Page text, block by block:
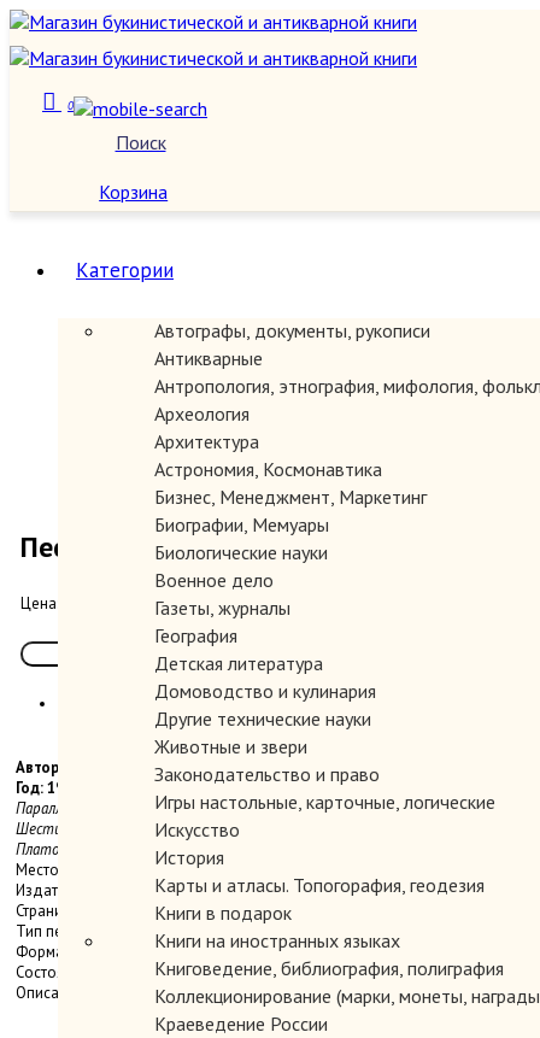
Поиск
0
Корзина
Категории
Автографы, документы, рукописи
Антикварные
Антропология, этнография, мифология,
Археология
Архитектура
Астрономия, Космонавтика
Бизнес, Менеджмент, Маркетинг
Биографии, Мемуары
Биологические науки
Военное дело
Газеты, журналы
География
Детская литература
Домоводство и кулинария
Другие технические науки
Животные и звери
Законодательство и право
Игры настольные, карточные, логические
Искусство
История
Карты и атласы. Топогорафия, геодезия
Книги в подарок
Книги на иностранных языках
Книговедение, библиография, полиграфия
Коллекционирование (марки, монеты,
Краеведение России
Песни о человеке.
Цена: 150.00 руб.
Автор: Вапцаров Никола.
Год: 1989
Параллельно на болгарском и русском языках. Перевод с болгарского О.
Шестинского. Составление и комментарии В. Викторова. Художник А.
Платонов. Сопроводительные статьи Н. Федоренко и Л. Бумбалова.
Место издания: М.
Издательство: Книга.
Страниц: 352 с., ил.
Тип переплета: Твердый
Формат книги: Уменьшенный
Состояние: Отличное. Суперобложка.
Описание: